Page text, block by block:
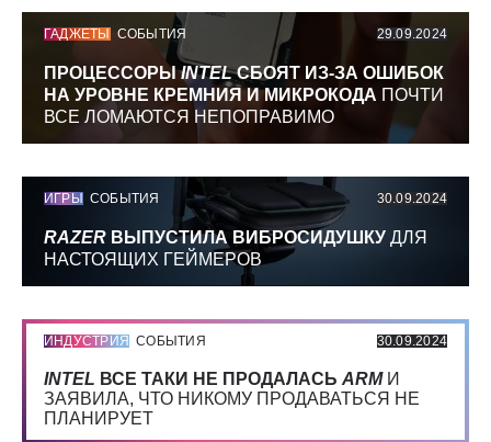
ГАДЖЕТЫ СОБЫТИЯ 29.09.2024
ПРОЦЕССОРЫINTELСБОЯТ ИЗ-ЗА ОШИБОК
НА УРОВНЕ КРЕМНИЯ И МИКРОКОДА ПОЧТИ
ВСЕ ЛОМАЮТСЯ НЕПОПРАВИМО
ИГРЫ СОБЫТИЯ 30.09.2024
RAZER ВЫПУСТИЛА ВИБРОСИДУШКУ ДЛЯ
НАСТОЯЩИХ ГЕЙМЕРОВ
ИНДУСТРИЯ СОБЫТИЯ 30.09.2024
INTEL ВСЕ ТАКИ НЕ ПРОДАЛАСЬ ARMИ
ЗАЯВИЛА, ЧТО НИКОМУ ПРОДАВАТЬСЯ НЕ
ПЛАНИРУЕТ